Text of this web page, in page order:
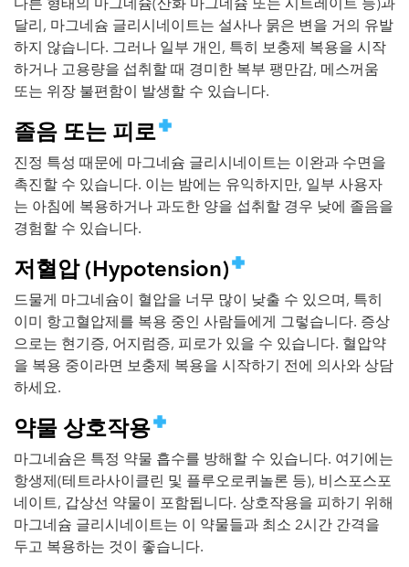
달리, 마그네슘 글리시네이트는 설사나 묽은 변을 거의 유발
하지 않습니다. 그러나 일부 개인, 특히 보충제 복용을 시작
하거나 고용량을 섭취할 때 경미한 복부 팽만감, 메스꺼움
또는 위장 불편함이 발생할 수 있습니다.
졸음 또는 피로
진정 특성 때문에 마그네슘 글리시네이트는 이완과 수면을
촉진할 수 있습니다. 이는 밤에는 유익하지만, 일부 사용자
는 아침에 복용하거나 과도한 양을 섭취할 경우 낮에 졸음을
경험할 수 있습니다.
저혈압 (Hypotension)
드물게 마그네슘이 혈압을 너무 많이 낮출 수 있으며, 특히
이미 항고혈압제를 복용 중인 사람들에게 그렇습니다. 증상
으로는 현기증, 어지럼증, 피로가 있을 수 있습니다. 혈압약
을 복용 중이라면 보충제 복용을 시작하기 전에 의사와 상담
하세요.
약물 상호작용
마그네슘은 특정 약물 흡수를 방해할 수 있습니다. 여기에는
항생제(테트라사이클린 및 플루오로퀴놀론 등), 비스포스포
네이트, 갑상선 약물이 포함됩니다. 상호작용을 피하기 위해
마그네슘 글리시네이트는 이 약물들과 최소 2시간 간격을
두고 복용하는 것이 좋습니다.